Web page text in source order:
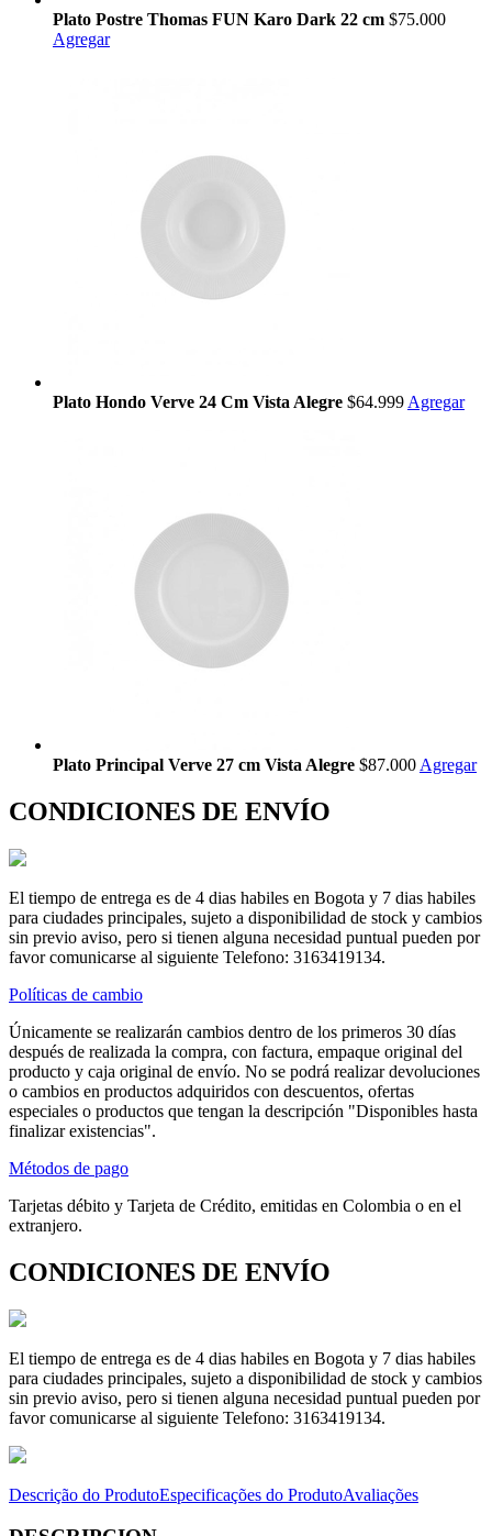
Plato Postre Thomas FUN Karo Dark 22 cm $75.000
Agregar
Plato Hondo Verve 24 Cm Vista Alegre $64.999 Agregar
Plato Principal Verve 27 cm Vista Alegre $87.000 Agregar
CONDICIONES DE ENVÍO
El tiempo de entrega es de 4 dias habiles en Bogota y 7 dias habiles
para ciudades principales, sujeto a disponibilidad de stock y cambios
sin previo aviso, pero si tienen alguna necesidad puntual pueden por
favor comunicarse al siguiente Telefono: 3163419134.
Políticas de cambio
Únicamente se realizarán cambios dentro de los primeros 30 días
después de realizada la compra, con factura, empaque original del
producto y caja original de envío. No se podrá realizar devoluciones
o cambios en productos adquiridos con descuentos, ofertas
especiales o productos que tengan la descripción "Disponibles hasta
finalizar existencias".
Métodos de pago
Tarjetas débito y Tarjeta de Crédito, emitidas en Colombia o en el
extranjero.
CONDICIONES DE ENVÍO
El tiempo de entrega es de 4 dias habiles en Bogota y 7 dias habiles
para ciudades principales, sujeto a disponibilidad de stock y cambios
sin previo aviso, pero si tienen alguna necesidad puntual pueden por
favor comunicarse al siguiente Telefono: 3163419134.
Descrição do ProdutoEspecificações do ProdutoAvaliações